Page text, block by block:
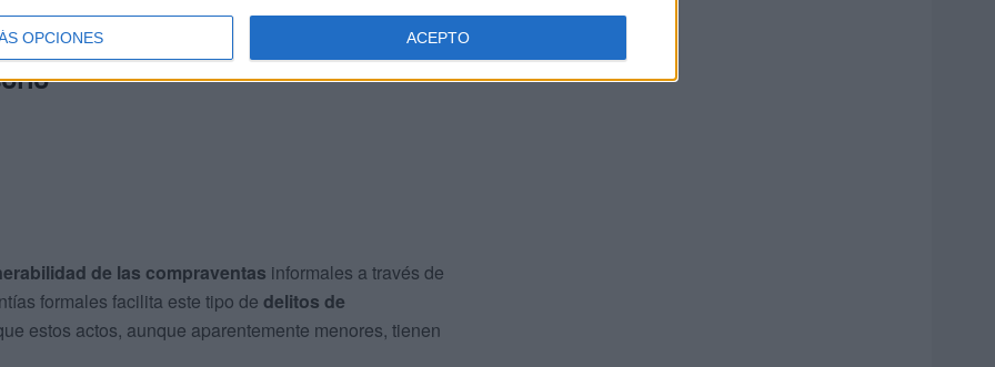
OPCIONES ACEPTO
expresode los hechos por parte del acusado.
de las compraventas informales a través de
formales facilita este tipo de delitos de
estos actos, aunque aparentemente menores, tienen